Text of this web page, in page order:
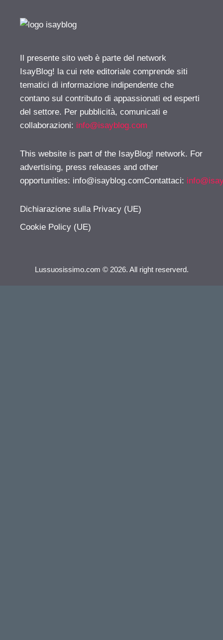
Il presente sito web è parte del network
IsayBlog! la cui rete editoriale comprende siti
tematici di informazione indipendente che
contano sul contributo di appassionati ed esperti
del settore. Per pubblicità, comunicati e
collaborazioni: info@isayblog.com
This website is part of the IsayBlog! network. For
advertising, press releases and other
opportunities: info@isayblog.comContattaci:
Dichiarazione sulla Privacy (UE)
Cookie Policy (UE)
Lussuosissimo.com © 2026. All right reserverd.